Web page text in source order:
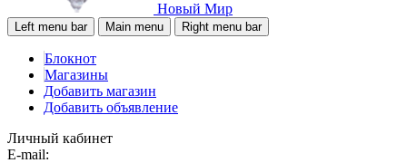
Новый Мир
Left menu bar Main menu Right menu bar
Блокнот
Магазины
Добавить магазин
Добавить объявление
Личный кабинет
E-mail: